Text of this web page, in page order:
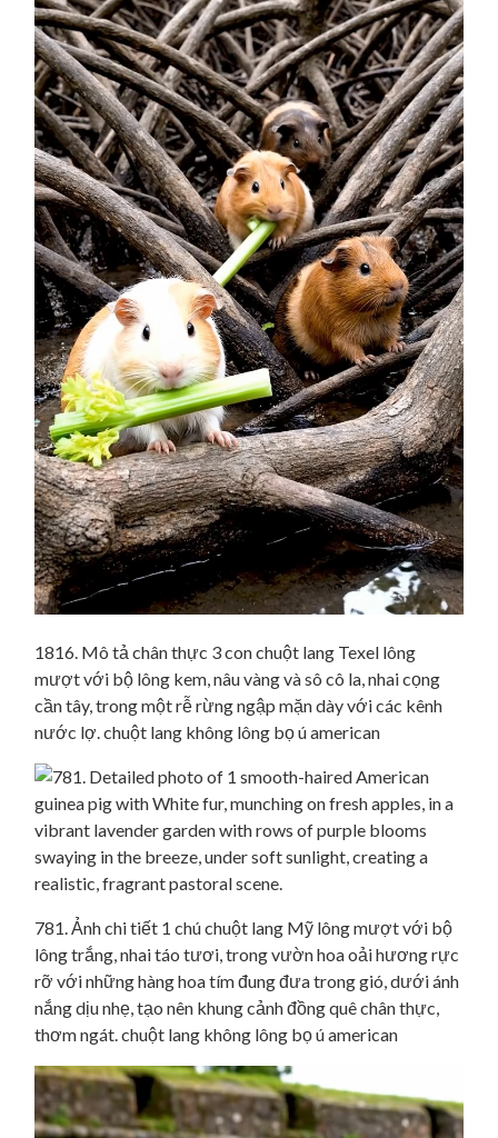
1816. Mô tả chân thực 3 con chuột lang Texel lông
mượt với bộ lông kem, nâu vàng và sô cô la, nhai cọng
cần tây, trong một rễ rừng ngập mặn dày với các kênh
nước lợ. chuột lang không lông bọ ú american
781. Ảnh chi tiết 1 chú chuột lang Mỹ lông mượt với bộ
lông trắng, nhai táo tươi, trong vườn hoa oải hương rực
rỡ với những hàng hoa tím đung đưa trong gió, dưới ánh
nắng dịu nhẹ, tạo nên khung cảnh đồng quê chân thực,
thơm ngát. chuột lang không lông bọ ú american